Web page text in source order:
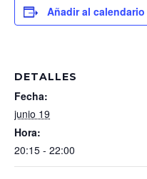
Añadir al calendario
DETALLES
Fecha:
junio 19
Hora:
20:15 - 22:00